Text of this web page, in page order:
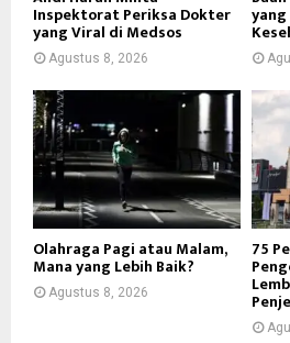
Inspektorat Periksa Dokter
yang Viral di Medsos
Agustus 8, 2026
Olahraga Pagi atau Malam,
Mana yang Lebih Baik?
Agustus 8, 2026
75